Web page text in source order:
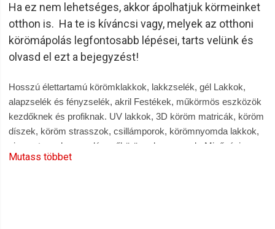
Ha ez nem lehetséges, akkor ápolhatjuk körmeinket
otthon is. Ha te is kíváncsi vagy, melyek az otthoni
körömápolás legfontosabb lépései, tarts velünk és
olvasd el ezt a bejegyzést!
Hosszú élettartamú körömklakkok, lakkzselék, gél Lakkok,
alapzselék és fényzselék, akril Festékek, műkörmös eszközök
kezdőknek és profiknak. UV lakkok, 3D köröm matricák, köröm
díszek, köröm strasszok, csillámporok, körömnyomda lakkok,
pigment porok, porcelán műköröm alapanyagok. Minőségi
termékek. Műkörmös asztalok, alap-és fedőlakkok, fedőfények,
Mutass többet